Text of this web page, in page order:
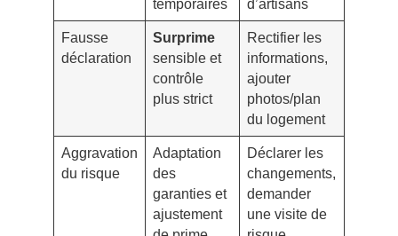
temporaires
d’artisans
Fausse
déclaration
Surprime
sensible et
contrôle
plus strict
Rectifier les
informations,
ajouter
photos/plan
du logement
Aggravation
du risque
Adaptation
des
garanties et
ajustement
Déclarer les
changements,
demander
une visite de